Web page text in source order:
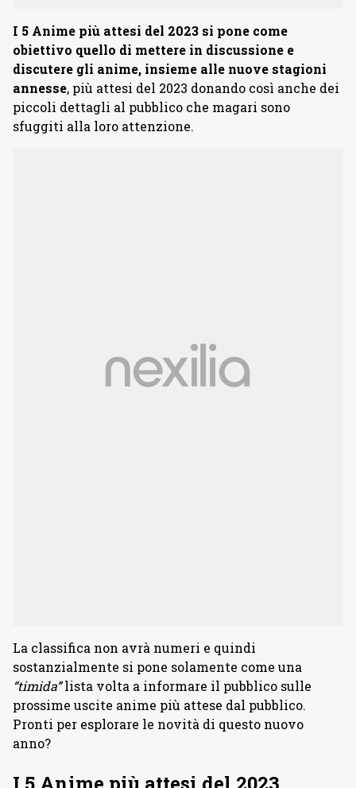
I 5 Anime più attesi del 2023 si pone come
obiettivo quello di mettere in discussione e
discutere gli anime, insieme alle nuove stagioni
annesse, più attesi del 2023 donando così anche dei
piccoli dettagli al pubblico che magari sono
sfuggiti alla loro attenzione.
La classifica non avrà numeri e quindi
sostanzialmente si pone solamente come una
“timida”lista volta a informare il pubblico sulle
prossime uscite anime più attese dal pubblico.
Pronti per esplorare le novità di questo nuovo
anno?